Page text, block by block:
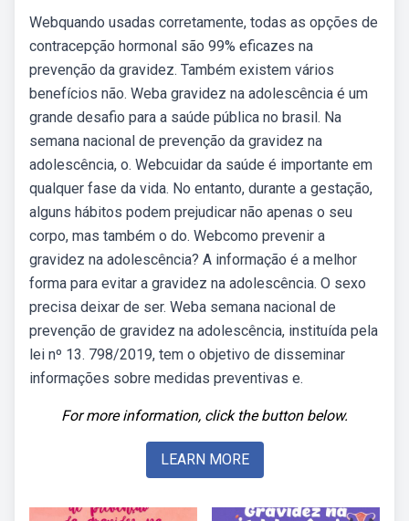
Webquando usadas corretamente, todas as opções de
contracepção hormonal são 99% eficazes na
prevenção da gravidez. Também existem vários
benefícios não. Weba gravidez na adolescência é um
grande desafio para a saúde pública no brasil. Na
semana nacional de prevenção da gravidez na
adolescência, o. Webcuidar da saúde é importante em
qualquer fase da vida. No entanto, durante a gestação,
alguns hábitos podem prejudicar não apenas o seu
corpo, mas também o do. Webcomo prevenir a
gravidez na adolescência? A informação é a melhor
forma para evitar a gravidez na adolescência. O sexo
precisa deixar de ser. Weba semana nacional de
prevenção de gravidez na adolescência, instituída pela
lei nº 13. 798/2019, tem o objetivo de disseminar
informações sobre medidas preventivas e.
For more information, click the button below.
LEARN MORE